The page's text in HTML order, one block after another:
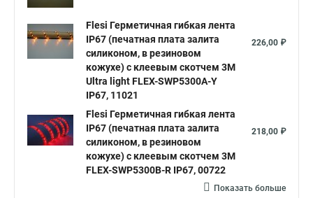
Flesi Герметичная гибкая лента
IP67 (печатная плата залита
силиконом, в резиновом
кожухе) с клеевым скотчем 3М
Ultra light FLEX-SWP5300A-Y
IP67, 11021
226,00 ₽
Flesi Герметичная гибкая лента
IP67 (печатная плата залита
силиконом, в резиновом
кожухе) с клеевым скотчем 3М
FLEX-SWP5300B-R IP67, 00722
218,00 ₽
Показать больше